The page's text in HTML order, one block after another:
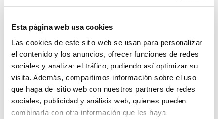
Esta página web usa cookies
Las cookies de este sitio web se usan para personalizar
el contenido y los anuncios, ofrecer funciones de redes
sociales y analizar el tráfico, pudiendo así optimizar su
visita. Además, compartimos información sobre el uso
que haga del sitio web con nuestros partners de redes
sociales, publicidad y análisis web, quienes pueden
combinarla con otra información que les haya
aumento del 218% en los ingresos por empleado.
En este punto, debes preguntarte: ¿estoy
proporcionando a mi equipo oportunidades
regulares de formación? y ¿estoy estableciendo
metas claras y ofreciendo retroalimentación
constructiva?